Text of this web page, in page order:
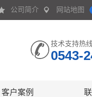
公司简介 网站地图
技术支持热线
0543-
客户案例